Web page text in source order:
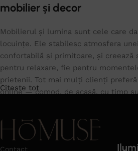
mobilier și decor
Mobilierul și lumina sunt cele care
locuințe. Ele stabilesc atmosfera
confortabilă și primitoare, și
pentru relaxare, fie pentru
prietenii. Tot mai mulți clienți
online — comod, de acasă, cu timp
dormitor, dining și hol, alături de o
iluminat pentru fiecare cameră.
Citeste tot
Contact